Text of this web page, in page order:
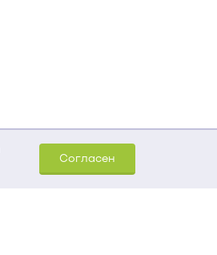
Согласен